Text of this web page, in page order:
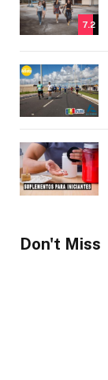
7.2
Don't Miss